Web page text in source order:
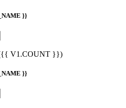
}}
V1.COUNT }})
}}